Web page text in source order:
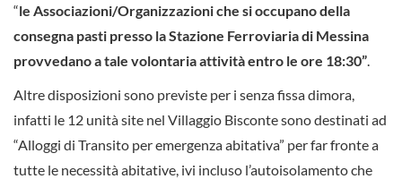
“le Associazioni/Organizzazioni che si occupano della
consegna pasti presso la Stazione Ferroviaria di Messina
provvedano a tale volontaria attività entro le ore 18:30”
Altre disposizioni sono previste per i senza fissa dimora,
infatti le 12 unità site nel Villaggio Bisconte sono destinati ad
“Alloggi di Transito per emergenza abitativa” per far fronte a
tutte le necessità abitative, ivi incluso l’autoisolamento che